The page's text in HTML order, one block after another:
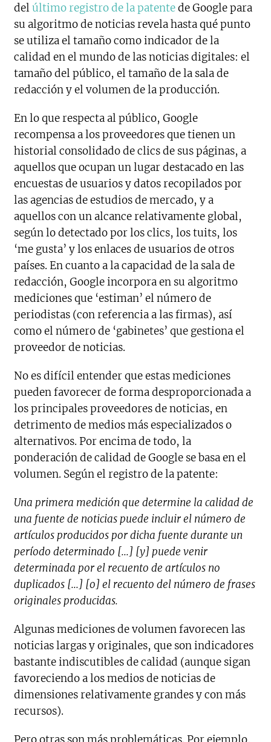
delúltimo registro de la patentede Google para
su algoritmo de noticias revela hasta qué punto
se utiliza el tamaño como indicador de la
calidad en el mundo de las noticias digitales: el
tamaño del público, el tamaño de la sala de
redacción y el volumen de la producción.
En lo que respecta al público, Google
recompensa a los proveedores que tienen un
historial consolidado de clics de sus páginas, a
aquellos que ocupan un lugar destacado en las
encuestas de usuarios y datos recopilados por
las agencias de estudios de mercado, y a
aquellos con un alcance relativamente global,
según lo detectado por los clics, los tuits, los
‘me gusta’ y los enlaces de usuarios de otros
países. En cuanto a la capacidad de la sala de
redacción, Google incorpora en su algoritmo
mediciones que ‘estiman’ el número de
periodistas (con referencia a las firmas), así
como el número de ‘gabinetes’ que gestiona el
proveedor de noticias.
No es difícil entender que estas mediciones
pueden favorecer de forma desproporcionada a
los principales proveedores de noticias, en
detrimento de medios más especializados o
alternativos. Por encima de todo, la
ponderación de calidad de Google se basa en el
volumen. Según el registro de la patente:
Una primera medición que determine la calidad de
una fuente de noticias puede incluir el número de
artículos producidos por dicha fuente durante un
período determinado [...] [y] puede venir
determinada por el recuento de artículos no
duplicados [...] [o] el recuento del número de frases
originales producidas.
Algunas mediciones de volumen favorecen las
noticias largas y originales, que son indicadores
bastante indiscutibles de calidad (aunque sigan
favoreciendo a los medios de noticias de
dimensiones relativamente grandes y con más
recursos).
Pero otras son más problemáticas. Por ejemplo,